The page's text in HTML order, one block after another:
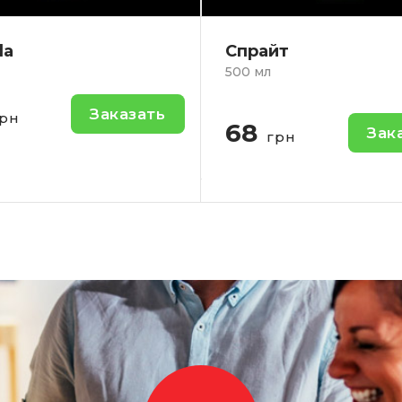
Заказать
Сок Яблочный
1л.
Кол-во: -